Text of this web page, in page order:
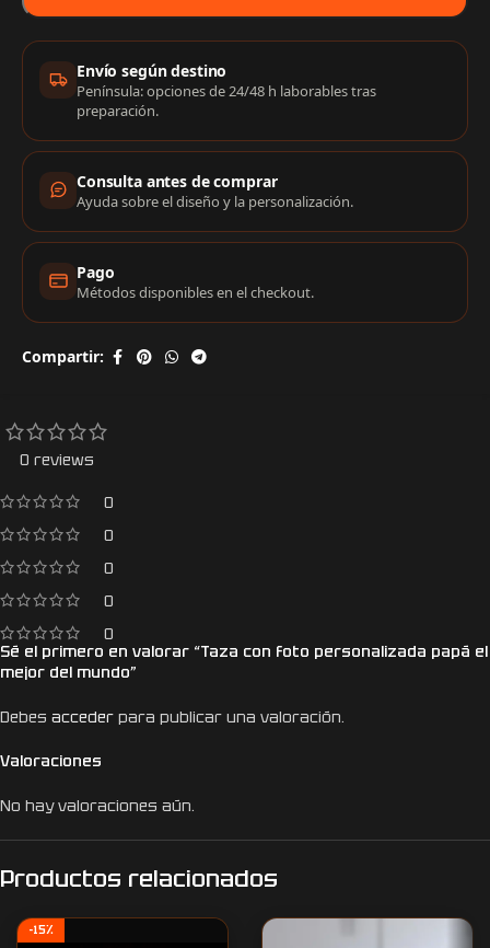
Información de compra
Envío según destino
Península: opciones de 24/48 h laborables tras
preparación.
Consulta antes de comprar
Ayuda sobre el diseño y la personalización.
Pago
Métodos disponibles en el checkout.
Compartir:
0 reviews
0
0
0
0
0
Valoraciones
No hay valoraciones aún.
Sé el primero en valorar “Taza con foto personalizada papá el
mejor del mundo”
Debes acceder para publicar una valoración.
Productos relacionados
-15%